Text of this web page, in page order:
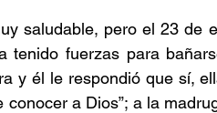
saludable, pero el 23 de
tenido fuerzas para
y él le respondió que sí,
conocer a Dios”; a la